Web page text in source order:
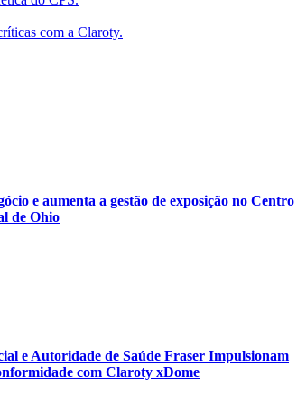
com a Claroty.
e aumenta a gestão de exposição no Centro
de Ohio
e Autoridade de Saúde Fraser Impulsionam
com Claroty xDome